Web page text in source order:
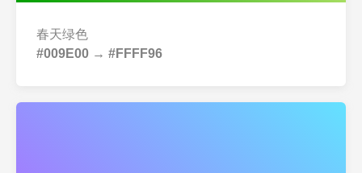
春天绿色
#009E00 → #FFFF96